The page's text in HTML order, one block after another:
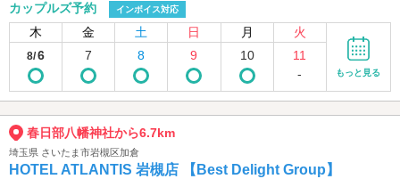
カップルズ予約 インボイス対応
木 金 土 日 月 火
8/6 7 8 9 10
11
-
もっと見る
春日部八幡神社から6.7km
埼玉県 さいたま市岩槻区加倉
HOTEL ATLANTIS 岩槻店 【Best Delight Group】